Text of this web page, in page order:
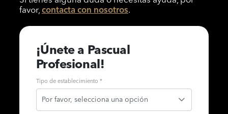
favor, contacta con nosotros.
¡Únete a Pascual
Profesional!
Tipo de establecimiento *